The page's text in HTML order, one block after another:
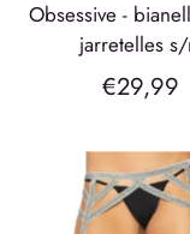
obsessive - bianelle porte
jarretelles
€29,99